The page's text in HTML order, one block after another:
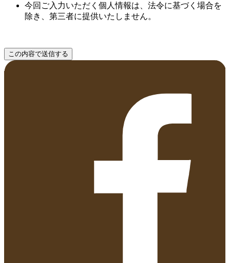
今回ご入力いただく個人情報は、法令に基づく場合を
除き、第三者に提供いたしません。